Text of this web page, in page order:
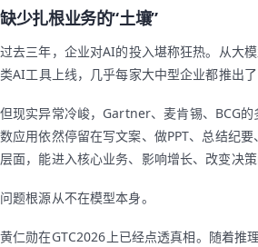
缺少扎根业务的“土壤”
过去三年，企业对AI的投入堪称狂热。从大
类AI工具上线，几乎每家大中型企业都推出了
但现实异常冷峻，Gartner、麦肯锡、BCG
数应用依然停留在写文案、做PPT、总结纪
层面，能进入核心业务、影响增长、改变决策
问题根源从不在模型本身。
黄仁勋在GTC2026上已经点透真相。随着推